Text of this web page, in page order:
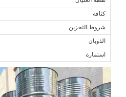
كثافة
شروط التخزين
الذوبان
استمارة